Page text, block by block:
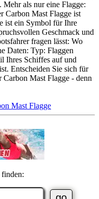
Mehr als nur eine Flagge:
Carbon Mast Flagge ist
ist ein Symbol für Ihre
Geschmack und
fragen lässt: Wo
Daten: Typ: Flaggen
Ihres Schiffes auf und
Entscheiden Sie sich für
Mast Flagge - denn
Mast Flagge
finden: